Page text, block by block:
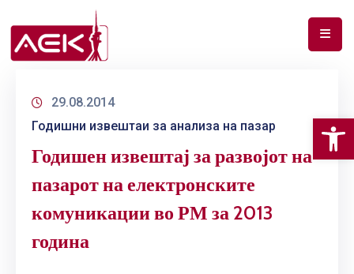
НАС
ДОКУМЕНТИ
СПЕКТАР
ТЕЛЕКОМУНИКАЦИИ
29.08.2014
Годишни извештаи за анализа на пазар
Годишен извештај за развојот на
пазарот на електронските
комуникации во РМ за 2013
година